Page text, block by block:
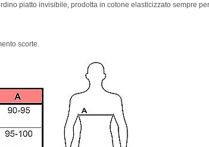
piatto invisibile, prodotta in cotone elasticizzato sempre
scorte.